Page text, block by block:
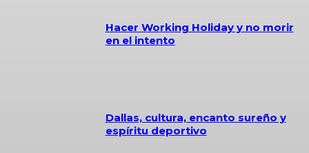
Hacer Working Holiday y no morir
en el intento
Dallas, cultura, encanto sureño y
espíritu deportivo